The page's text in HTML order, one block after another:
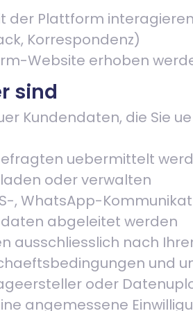
der Plattform
Korrespondenz)
Website erhoben
sind
Kundendaten, die Sie
uebermittelt
oder verwalten
, WhatsApp-
abgeleitet werden
ausschliesslich nach
und
oder
angemessene